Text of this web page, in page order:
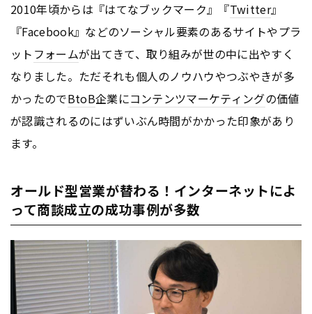
2010年頃からは『はてなブックマーク』『Twitter』
『Facebook』などのソーシャル要素のあるサイトやプラ
ット フォームが出てきて、取り組みが世の中に出やすく
なりました。ただそれも個人のノウハウやつぶやきが多
かったのでBtoB企業にコンテンツマーケティングの価値
が認識されるのにはずいぶん時間がかかった印象があり
ます。
オールド型営業が替わる！インターネットによ
って商談成立の成功事例が多数